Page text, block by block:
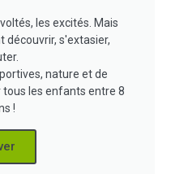
les excités. Mais
découvrir, s'extasier,
nature et de
les enfants entre 8
!